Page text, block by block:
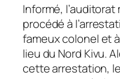
Informé, l’auditorat
procédé à
fameux colonel et
lieu du Nord Kivu.
cette arrestation,